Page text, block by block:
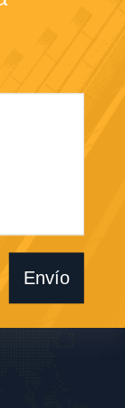
Envío